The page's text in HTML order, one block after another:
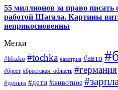
55 миллионов за право писать
работой Шагала. Картины
неприкосновенны
Метки
#blizko #tochka #австрия #авто
#брест #брестская_область #германия
#деньга #дети #животное